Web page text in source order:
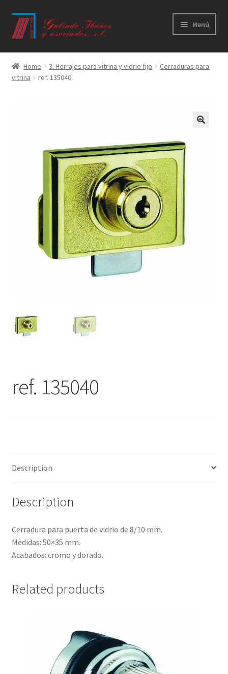
Ir
a
Ir
al
Menú
Principal
Productos
Trabaja con nosotros
Home 3. Herrajes para vitrina y vidrio fijo
Cerraduras para
vitrina
ref. 135040
ref. 135040
Description
Description
Cerradura para puerta de vidrio de 8/10 mm.
Medidas: 50×35 mm.
Acabados: cromo y dorado.
Related products